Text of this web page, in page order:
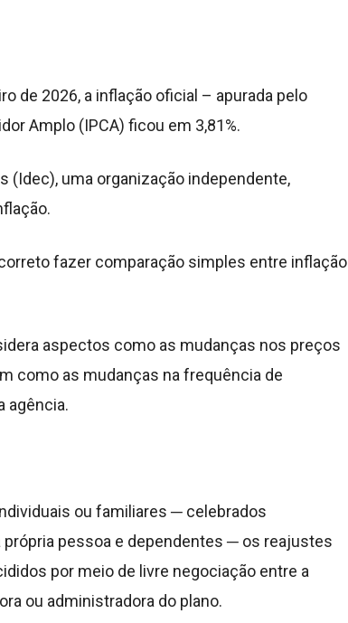
de 2026, a inflação oficial – apurada pelo
Amplo (IPCA) ficou em 3,81%.
(Idec), uma organização independente,
fazer comparação simples entre inflação
aspectos como as mudanças nos preços
como as mudanças na frequência de
agência.
ou familiares ─ celebrados
pessoa e dependentes ─ os reajustes
por meio de livre negociação entre a
ou administradora do plano.